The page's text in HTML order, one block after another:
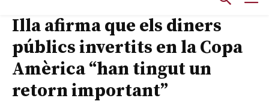
Illa afirma que els diners
públics invertits en la Copa
Amèrica “han tingut un
retorn important”